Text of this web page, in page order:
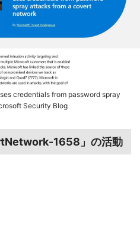
credentials from password spray
Security Blog
1658」の活動